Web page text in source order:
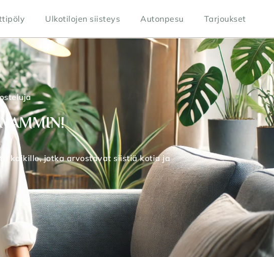
Ulkotilojen siisteys Autonpesu Tarjoukset
kaikille, jotka arvostavat siistiä kotia ja